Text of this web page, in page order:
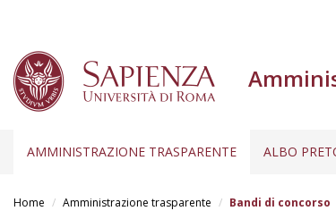
AMMINISTRAZIONE TRASPARENTE ALBO
Home Amministrazione trasparente Bandi di concorso